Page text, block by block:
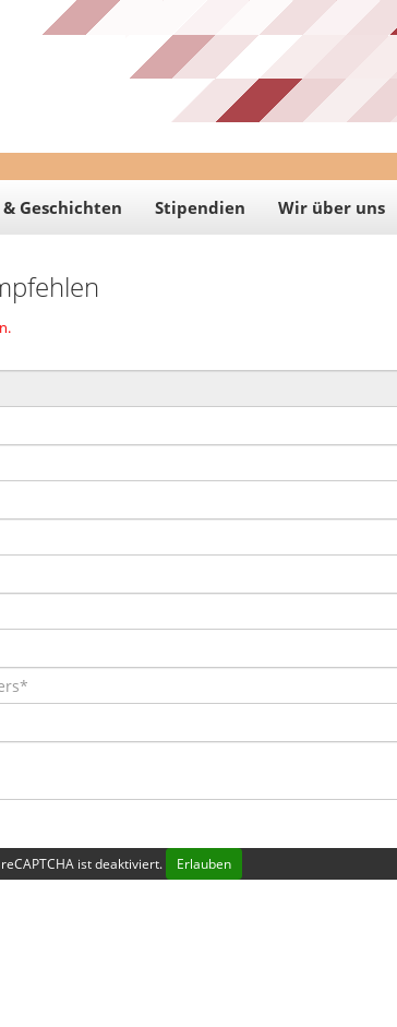
Geschichten Stipendien Wir über uns
reCAPTCHA ist deaktiviert. Erlauben